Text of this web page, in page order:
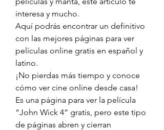
interesa y mucho.
Aquí podrás encontrar un definitivo
con las mejores páginas para ver
películas online gratis en español y
latino.
¡No pierdas más tiempo y conoce
cómo ver cine online desde casa!
Es una página para ver la película
“John Wick 4” gratis, pero este tipo
de páginas abren y cierran